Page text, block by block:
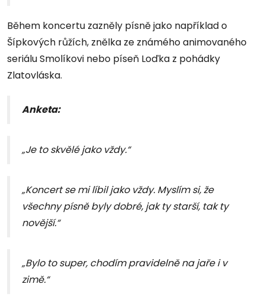
Během koncertu zazněly písně jako například o
Šípkových růžích, znělka ze známého animovaného
seriálu Smolíkovi nebo píseň Loďka z pohádky
Zlatovláska.
Anketa:
„Je to skvělé jako vždy.“
„Koncert se mi líbil jako vždy. Myslím si, že
všechny písně byly dobré, jak ty starší, tak ty
novější.“
„Bylo to super, chodím pravidelně na jaře i v
zimě.“